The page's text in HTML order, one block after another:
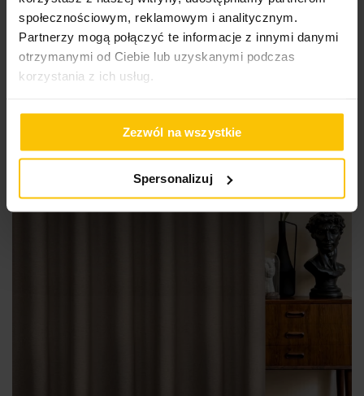
społecznościowym, reklamowym i analitycznym.
Partnerzy mogą połączyć te informacje z innymi danymi
otrzymanymi od Ciebie lub uzyskanymi podczas
korzystania z ich usług.
Zezwól na wszystkie
Spersonalizuj
250 cm wys.)
169,20 zł